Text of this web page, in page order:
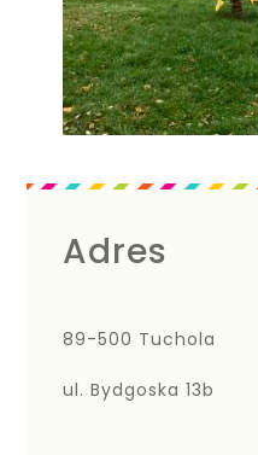
Adres
89-500 Tuchola
ul. Bydgoska 13b